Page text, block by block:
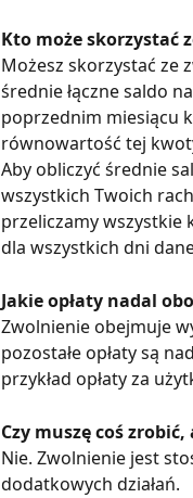
Kto może skorzystać
Możesz skorzystać ze
średnie łączne saldo
poprzednim miesiącu
równowartość tej
Aby obliczyć średnie
wszystkich Twoich
przeliczamy wszystkie
dla wszystkich dni
Jakie opłaty nadal
Zwolnienie obejmuje
pozostałe opłaty są
przykład opłaty za
Czy muszę coś
Nie. Zwolnienie jest
dodatkowych działań.